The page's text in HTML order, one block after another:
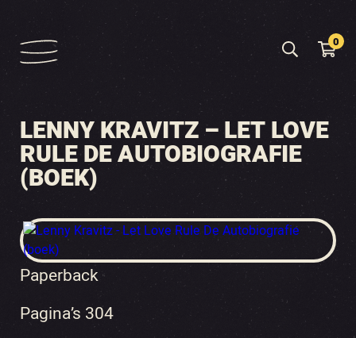
0
LENNY KRAVITZ – LET LOVE
RULE DE AUTOBIOGRAFIE
(BOEK)
Paperback
Pagina’s 304